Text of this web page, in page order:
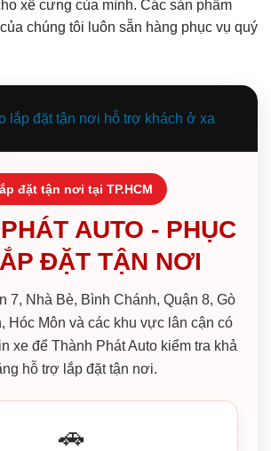
xế cưng của mình. Các sản phẩm
của chúng tôi luôn sẵn hàng phục vụ quý
đặt tận nơi tại TP.HCM
AUTO - PHỤC
ĐẶT TẬN NƠI
7, Nhà Bè, Bình Chánh, Quận 8, Gò
Hóc Môn và các khu vực lân cận có
xe để Thành Phát Auto kiểm tra khả
hỗ trợ lắp đặt tận nơi.
🚗